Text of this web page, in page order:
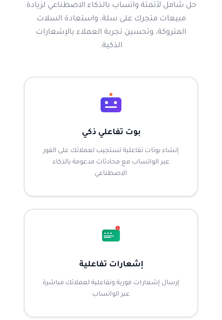
حل شامل لأتمتة واتساب بالذكاء الاصطناعي لزيادة
مبيعات متجرك على سلة، واستعادة السلات
المتروكة، وتحسين تجربة العملاء بالإشعارات
الذكية.
بوت تفاعلي ذكي
إنشاء بوتات تفاعلية تستجيب لعملائك على الفور
عبر الواتساب مع محادثات مدعومة بالذكاء
الاصطناعي
!
إشعارات تفاعلية
إرسال إشعارات فورية وتفاعلية لعملائك مباشرة
عبر الواتساب